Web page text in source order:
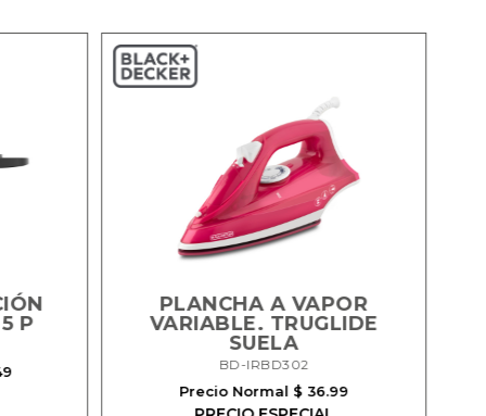
P
PLANCHA A VAPOR
VARIABLE. TRUGLIDE
SUELA
BD-IRBD302
Precio Normal $ 36.99